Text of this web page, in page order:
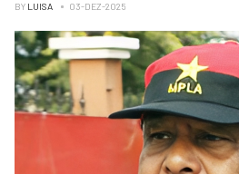
BY LUISA 03-DEZ-2025